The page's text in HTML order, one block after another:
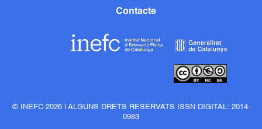
Contacte
© INEFC 2026 | ALGUNS DRETS RESERVATS ISSN DIGITAL: 2014-
0983